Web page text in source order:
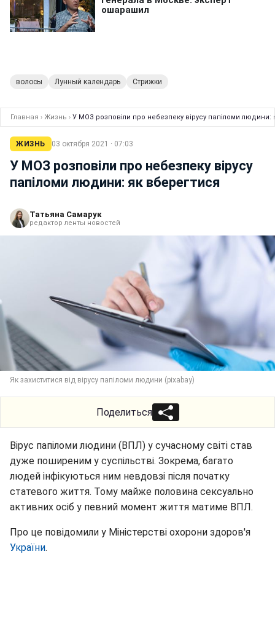
волосы Лунный календарь Стрижки
Главная › Жизнь › У МОЗ розповіли про небезпеку вірусу папіломи людини:
ЖИЗНЬ 03 октября 2021 · 07:03
У МОЗ розповіли про небезпеку вірусу
папіломи людини: як вберегтися
Татьяна Самарук
редактор ленты новостей
Як захиститися від вірусу папіломи людини (pixabay)
Поделиться
Вірус папіломи людини (ВПЛ) у сучасному світі став
дуже поширеним у суспільстві. Зокрема, багато
людей інфікуються ним невдовзі після початку
статевого життя. Тому майже половина сексуально
активних осіб у певний момент життя матиме ВПЛ.
Про це повідомили у Міністерстві охорони здоров'я
України.